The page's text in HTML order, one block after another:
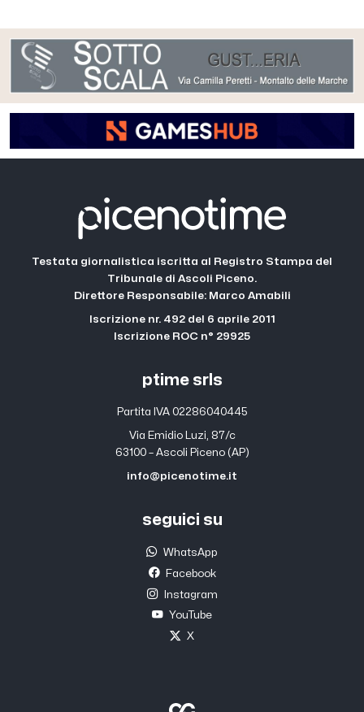
Testata giornalistica iscritta al Registro Stampa del
Tribunale di Ascoli Piceno.
Direttore Responsabile: Marco Amabili
Iscrizione nr. 492 del 6 aprile 2011
Iscrizione ROC n° 29925
ptime srls
Partita IVA 02286040445
Via Emidio Luzi, 87/c
63100 – Ascoli Piceno (AP)
info@picenotime.it
seguici su
WhatsApp
Facebook
Instagram
YouTube
X